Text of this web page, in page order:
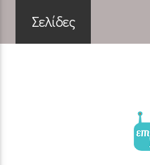
Σελίδες